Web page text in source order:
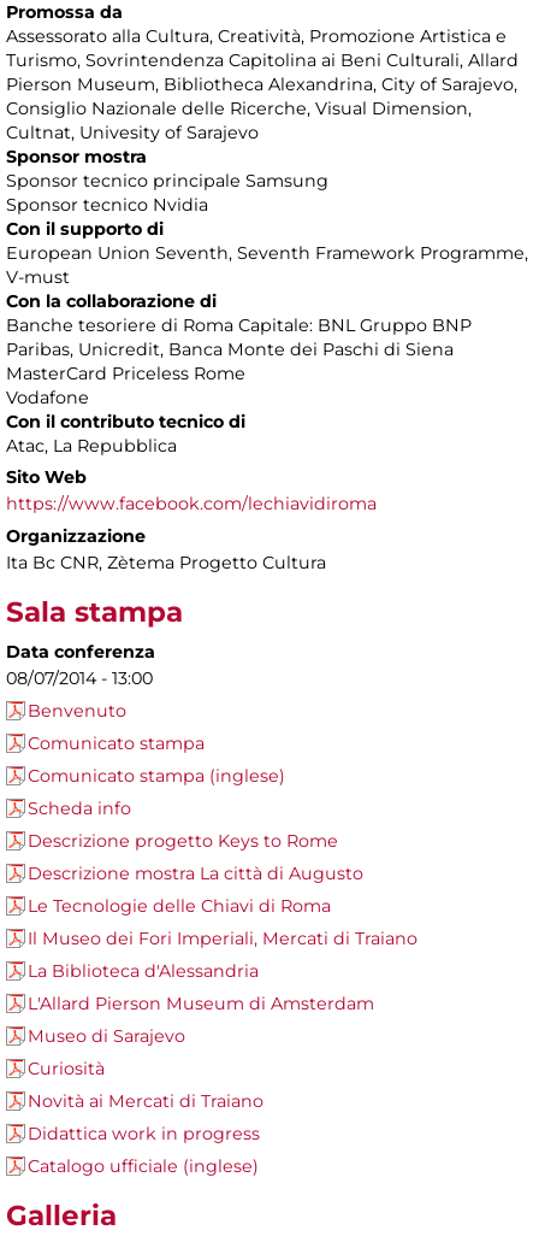
Promossa da
Assessorato alla Cultura, Creatività, Promozione Artistica e
Turismo, Sovrintendenza Capitolina ai Beni Culturali, Allard
Pierson Museum, Bibliotheca Alexandrina, City of Sarajevo,
Consiglio Nazionale delle Ricerche, Visual Dimension,
Cultnat, Univesity of Sarajevo
Sponsor mostra
Sponsor tecnico principale Samsung
Sponsor tecnico Nvidia
Con il supporto di
European Union Seventh, Seventh Framework Programme,
V-must
Con la collaborazione di
Banche tesoriere di Roma Capitale: BNL Gruppo BNP
Paribas, Unicredit, Banca Monte dei Paschi di Siena
MasterCard Priceless Rome
Vodafone
Con il contributo tecnico di
Atac, La Repubblica
Sito Web
https://www.facebook.com/lechiavidiroma
Organizzazione
Ita Bc CNR, Zètema Progetto Cultura
Sala stampa
Data conferenza
08/07/2014 - 13:00
Benvenuto
Comunicato stampa
Comunicato stampa (inglese)
Scheda info
Descrizione progetto Keys to Rome
Descrizione mostra La città di Augusto
Le Tecnologie delle Chiavi di Roma
Il Museo dei Fori Imperiali, Mercati di Traiano
La Biblioteca d'Alessandria
L'Allard Pierson Museum di Amsterdam
Museo di Sarajevo
Curiosità
Novità ai Mercati di Traiano
Didattica work in progress
Catalogo ufficiale (inglese)
Galleria